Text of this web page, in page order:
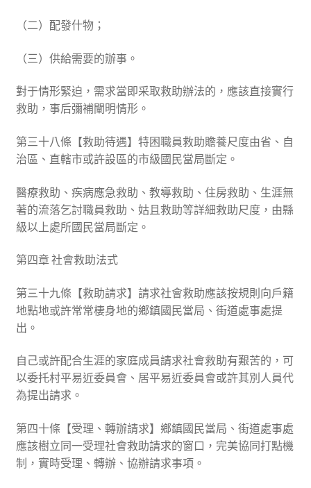
（二）配發什物；
（三）供給需要的辦事。
對于情形緊迫，需求當即采取救助辦法的，應該直接實行
救助，事后彌補闡明情形。
第三十八條【救助待遇】特困職員救助贍養尺度由省、自
治區、直轄市或許設區的市級國民當局斷定。
醫療救助、疾病應急救助、教導救助、住房救助、生涯無
著的流落乞討職員救助、姑且救助等詳細救助尺度，由縣
級以上處所國民當局斷定。
第四章 社會救助法式
第三十九條【救助請求】請求社會救助應該按規則向戶籍
地點地或許常常棲身地的鄉鎮國民當局、街道處事處提
出。
自己或許配合生涯的家庭成員請求社會救助有艱苦的，可
以委托村平易近委員會、居平易近委員會或許其別人員代
為提出請求。
第四十條【受理、轉辦請求】鄉鎮國民當局、街道處事處
應該樹立同一受理社會救助請求的窗口，完美協同打點機
制，實時受理、轉辦、協辦請求事項。